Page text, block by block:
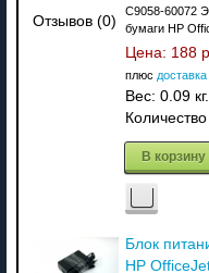
Отзывов (0)
C9058-60072
бумаги HP
Цена: 188
плюс доставка
Вес: 0.09 кг.
В корзину
Блок
HP